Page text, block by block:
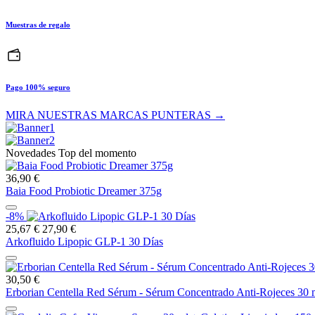
Muestras de regalo
Pago 100% seguro
MIRA NUESTRAS MARCAS PUNTERAS →
Novedades Top del momento
36,90 €
Baia Food Probiotic Dreamer 375g
-8%
25,67 € 27,90 €
Arkofluido Lipopic GLP-1 30 Días
30,50 €
Erborian Centella Red Sérum - Sérum Concentrado Anti-Rojeces 30